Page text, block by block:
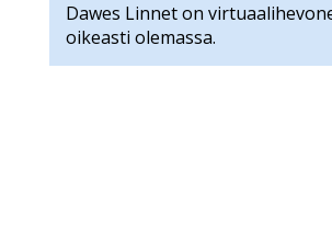
Dawes Linnet on
oikeasti olemassa.